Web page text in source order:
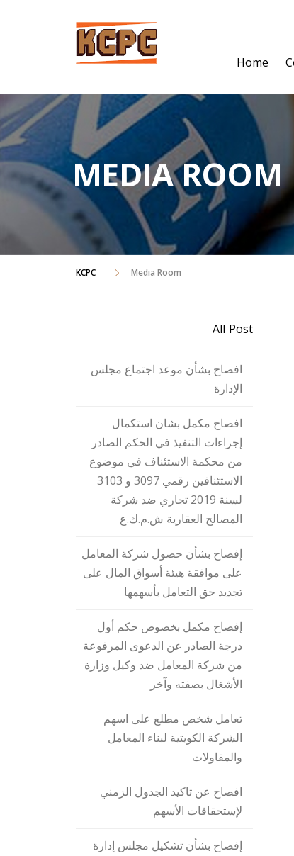
Home
MEDIA ROOM
KCPC Media Room
All Post
افصاح بشأن موعد اجتماع مجلس
الإدارة
افصاح مكمل بشان استكمال
إجراءات التنفيذ في الحكم الصادر
من محكمة الاستئناف في موضوع
الاستئنافين رقمي 3097 و 3103
لسنة 2019 تجاري ضد شركة
المصالح العقارية ش.م.ك.ع
إفصاح بشأن حصول شركة المعامل
على موافقة هيئة أسواق المال على
تجديد حق التعامل بأسهمها
إفصاح مكمل بخصوص حكم أول
درجة الصادر عن الدعوى المرفوعة
من شركة المعامل ضد وكيل وزارة
الأشغال بصفته وآخر
تعامل شخص مطلع على اسهم
الشركة الكويتية لبناء المعامل
والمقاولات
افصاح عن تاكيد الجدول الزمني
لإستحقاقات الأسهم
إفصاح بشأن تشكيل مجلس إدارة